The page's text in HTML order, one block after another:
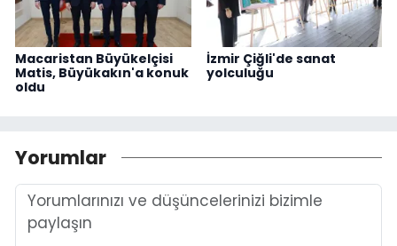
Macaristan Büyükelçisi
Matis, Büyükakın'a konuk
oldu
İzmir Çiğli'de sanat
yolculuğu
Yorumlar